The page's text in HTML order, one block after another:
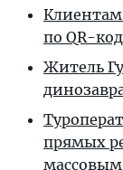
Клиентам
по QR-
Житель
прямых